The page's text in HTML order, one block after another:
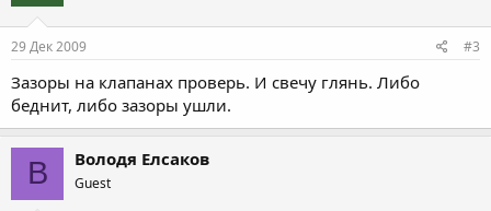
29 Дек 2009 #3
Зазоры на клапанах проверь. И свечу глянь. Либо
беднит, либо зазоры ушли.
В Володя Елсаков
Guest